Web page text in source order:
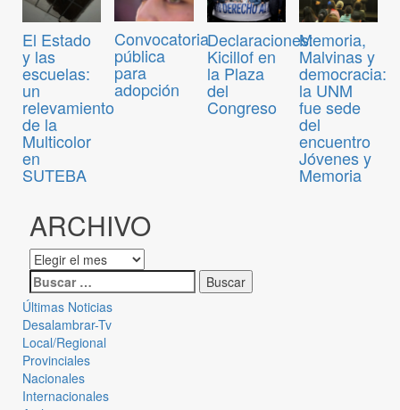
El Estado
y las
escuelas:
un
relevamiento
de la
Multicolor
en
SUTEBA
Convocatoria
pública
para
adopción
Declaraciones:
Kicillof en
la Plaza
del
Congreso
Memoria,
Malvinas y
democracia:
la UNM
fue sede
del
encuentro
Jóvenes y
Memoria
ARCHIVO
Últimas Noticias
Desalambrar-Tv
Local/Regional
Provinciales
Nacionales
Internacionales